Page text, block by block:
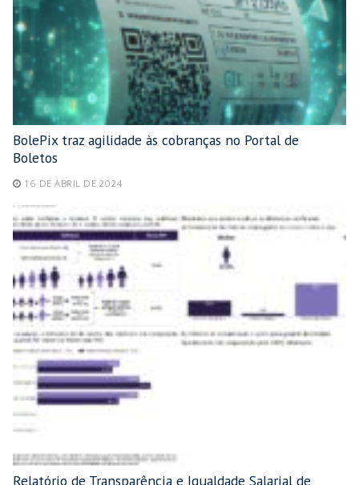
BolePix traz agilidade às cobranças no Portal de
Boletos
16 DE ABRIL DE 2024
Relatório de Transparência e Igualdade Salarial de